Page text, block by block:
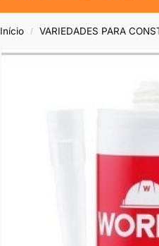
Início / VARIEDADES PARA